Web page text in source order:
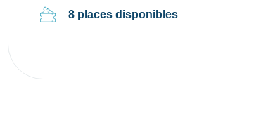
8 places disponibles